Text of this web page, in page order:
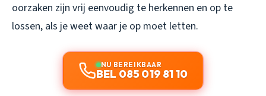
oorzaken zijn vrij eenvoudig te herkennen en op te
lossen, als je weet waar je op moet letten.
NU BEREIKBAAR
BEL 085 019 81 10